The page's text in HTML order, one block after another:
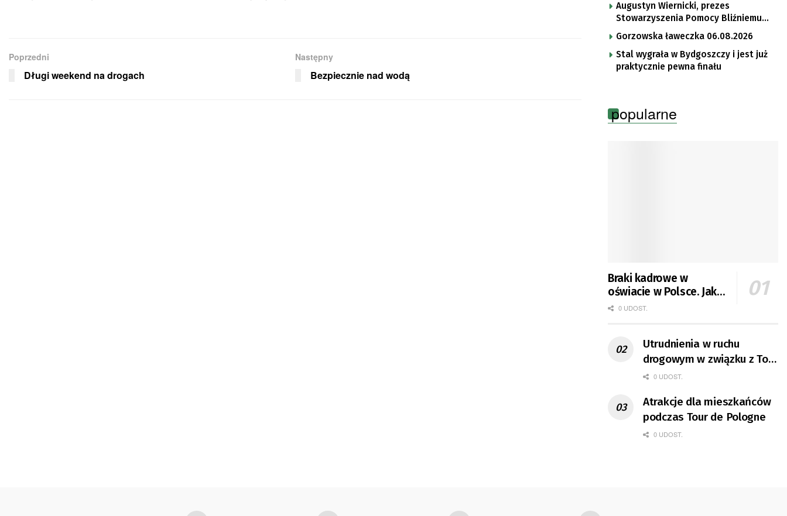
Poprzedni
Długi weekend na drogach
Następny
Bezpiecznie nad wodą
Augustyn Wiernicki, prezes
Stowarzyszenia Pomocy Bliźniemu
im. Brata Krystyna
Gorzowska ławeczka 06.08.2026
Stal wygrała w Bydgoszczy i jest już
praktycznie pewna finału
popularne
Braki kadrowe w
oświacie w Polsce. Jak
jest w Gorzowie?
0 UDOST.
Utrudnienia w ruchu
drogowym w związku z Tour
de Pologne
0 UDOST.
Atrakcje dla mieszkańców
podczas Tour de Pologne
0 UDOST.